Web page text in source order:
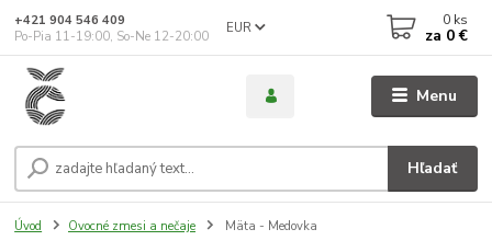
Menu
EUR
Hľadať
+421 904 546 409
Po-Pia 11-19:00, So-Ne 12-20:00
0 ks
za 0 €
Úvod Ovocné zmesi a nečaje Mäta - Medovka